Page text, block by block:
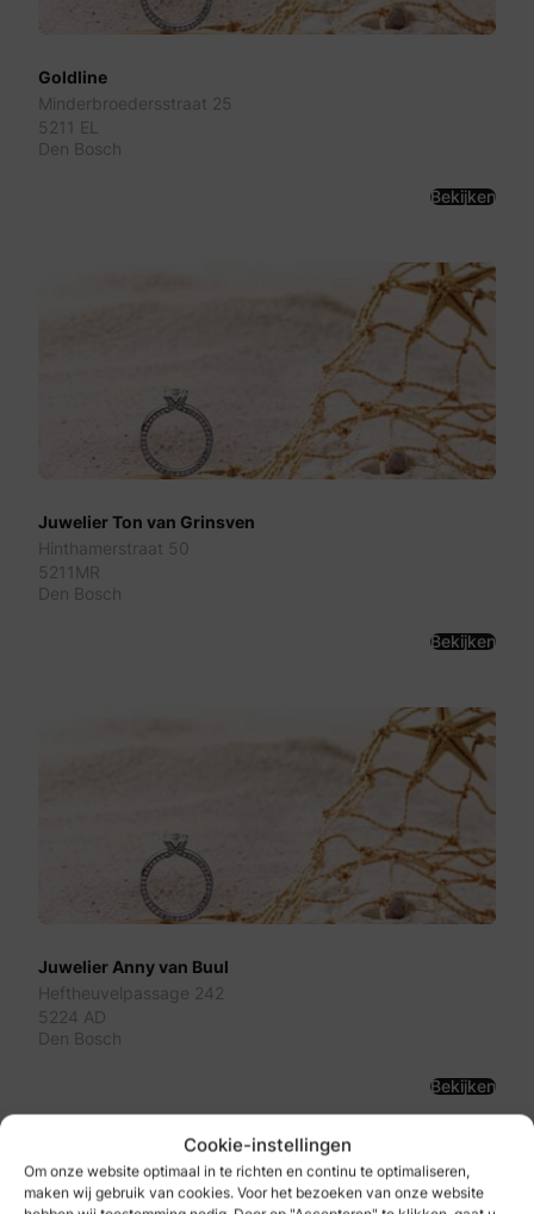
Cookie-instellingen
Om onze website optimaal in te richten en continu te optimaliseren,
maken wij gebruik van cookies. Voor het bezoeken van onze website
Goldline
Minderbroedersstraat 25
5211 EL
Den Bosch
Bekijken
Juwelier Ton van Grinsven
Hinthamerstraat 50
5211MR
Den Bosch
Bekijken
Juwelier Anny van Buul
Heftheuvelpassage 242
5224 AD
Den Bosch
Bekijken